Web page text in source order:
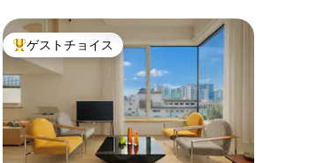
大好評のゲストチョイスです。
ゲストチョイス